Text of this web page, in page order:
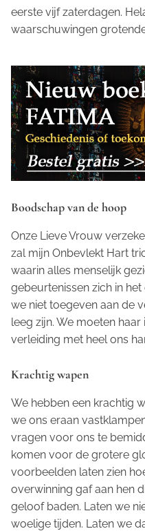
eerste vijf zaterdagen.
waarschuwingen
Boodschap van de hoop
Onze Lieve Vrouw
zal mijn Onbevlekt Hart
waarin alles menselijk
gebeurtenissen zich in
we niet toegeven aan de
leeg zijn. We moeten
verleiding met heel ons
Krachtig wapen
We hebben een krachtig
we ons eraan
vragen voor ons te
komen voor de grotere
voorbeelden laten zien
overwinning gaf aan hen
geloof baden. Laten we
woelige tijden. Laten we